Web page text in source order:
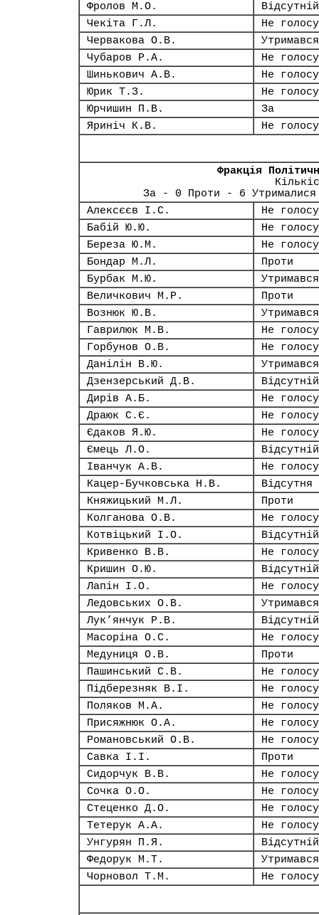
Фролов М.О.
Відсутній
Чекіта Г.Л.
Не
Червакова О.В.
Утримався
Чубаров Р.А.
Не
Шинькович А.В.
Не
Юрик Т.З.
Не
Юрчишин П.В.
За
Яриніч К.В.
Не
Фракція
За - 0 Проти - 6
Алексєєв І.С.
Не
Бабій Ю.Ю.
Не
Береза Ю.М.
Не
Бондар М.Л.
Проти
Бурбак М.Ю.
Утримався
Величкович М.Р.
Проти
Вознюк Ю.В.
Утримався
Гаврилюк М.В.
Не
Горбунов О.В.
Не
Данілін В.Ю.
Утримався
Дзензерський Д.В.
Відсутній
Дирів А.Б.
Не
Драюк С.Є.
Не
Єдаков Я.Ю.
Не
Ємець Л.О.
Відсутній
Іванчук А.В.
Не
Кацер-Бучковська Н.В.
Відсутня
Княжицький М.Л.
Проти
Колганова О.В.
Не
Котвіцький І.О.
Відсутній
Кривенко В.В.
Не
Кришин О.Ю.
Відсутній
Лапін І.О.
Не
Ледовських О.В.
Утримався
Лук’янчук Р.В.
Відсутній
Масоріна О.С.
Не
Медуниця О.В.
Проти
Пашинський С.В.
Не
Підберезняк В.І.
Не
Поляков М.А.
Не
Присяжнюк О.А.
Не
Романовський О.В.
Не
Савка І.І.
Проти
Сидорчук В.В.
Не
Сочка О.О.
Не
Стеценко Д.О.
Не
Тетерук А.А.
Не
Унгурян П.Я.
Відсутній
Федорук М.Т.
Утримався
Чорновол Т.М.
Не